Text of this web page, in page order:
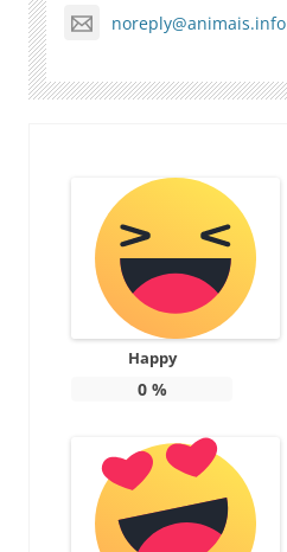
noreply@animais.info
Happy
0%